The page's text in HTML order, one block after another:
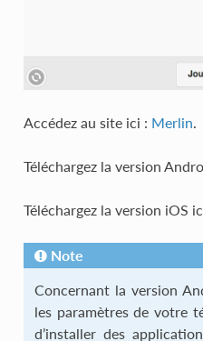
Accédez au site ici : Merlin.
Téléchargez la version
Téléchargez la version iOS
Note
Concernant la version
les paramètres de votre
d’installer des